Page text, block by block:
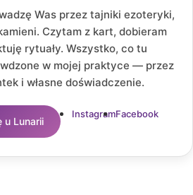
Was przez tajniki ezoteryki,
Czytam z kart, dobieram
rytuały. Wszystko, co tu
w mojej praktyce — przez
i własne doświadczenie.
u Lunarii
InstagramFacebook